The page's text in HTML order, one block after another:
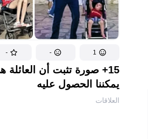
1
-
-
15+ صورة تثبت أن العائلة
يمكننا الحصول عليه
العلاقات